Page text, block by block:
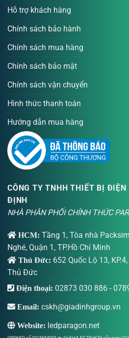
Hỗ trợ khách hàng
Chính sách bảo hành
Chính sách mua hàng
Chính sách bảo mật
Chính sách vận chuyển
Hình thức thanh toán
Hướng dẫn mua hàng
CÔNG TY TNHH THIẾT BỊ ĐIỆN
ĐỊNH
NHÀ PHÂN PHỐI CHÍNH THỨC
HCM: Tầng 1, Tòa nhà
Nghé, Quận 1, TP.Hồ Chí Minh
Thủ Đức: 652 Quốc Lộ 13,
Thủ Đức
Điện thoại: 02873 030 886 -
Email: cskh@giadinhgroup.vn
Website: ledparagon.net